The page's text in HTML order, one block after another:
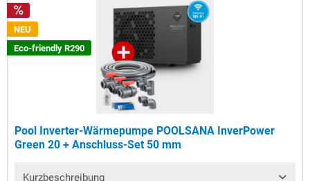
NEU
Eco-friendly R290
Pool Inverter-Wärmepumpe POOLSANA InverPower
Green 20 + Anschluss-Set 50 mm
Kurzbeschreibung